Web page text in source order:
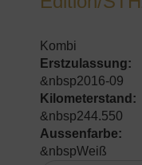
Kombi
Erstzulassung:
&nbsp2016-09
Kilometerstand:
&nbsp244.550
Aussenfarbe:
&nbspWeiß